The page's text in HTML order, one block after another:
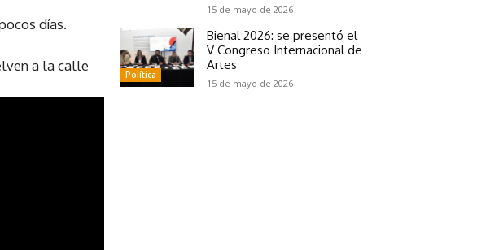
días.
a la calle
15 de mayo de 2026
Política
Bienal 2026: se presentó el
V Congreso Internacional de
Artes
15 de mayo de 2026